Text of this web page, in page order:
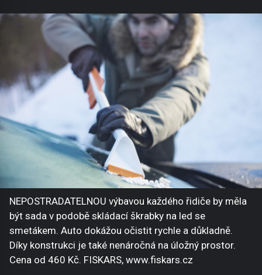
NEPOSTRADATELNOU výbavou každého řidiče by měla
být sada v podobě skládací škrabky na led se
smetákem. Auto dokážou očistit rychle a důkladně.
Díky konstrukci je také nenáročná na úložný prostor.
Cena od 460 Kč. FISKARS, www.fiskars.cz